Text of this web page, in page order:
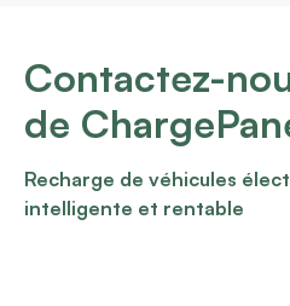
Contactez-
de
Recharge de véhicules
intelligente et rentable